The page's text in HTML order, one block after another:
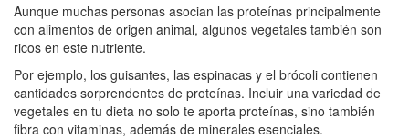
Aunque muchas personas asocian las proteínas principalmente
con alimentos de origen animal, algunos vegetales también son
ricos en este nutriente.
Por ejemplo, los guisantes, las espinacas y el brócoli contienen
cantidades sorprendentes de proteínas. Incluir una variedad de
vegetales en tu dieta no solo te aporta proteínas, sino también
fibra con vitaminas, además de minerales esenciales.